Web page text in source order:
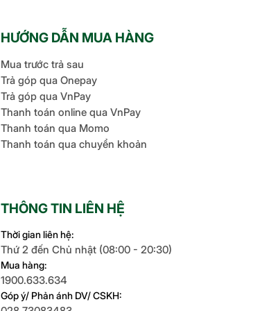
HƯỚNG DẪN MUA HÀNG
Mua trước trả sau
Trả góp qua Onepay
Trả góp qua VnPay
Thanh toán online qua VnPay
Thanh toán qua Momo
Thanh toán qua chuyển khoản
THÔNG TIN LIÊN HỆ
Thời gian liên hệ:
Thứ 2 đến Chủ nhật (08:00 - 20:30)
Mua hàng:
1900.633.634
Góp ý/ Phản ánh DV/ CSKH: